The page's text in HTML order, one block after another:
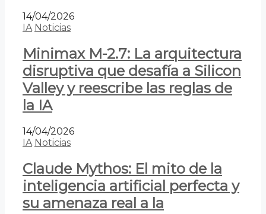
14/04/2026
IA Noticias
Minimax M-2.7: La arquitectura
disruptiva que desafía a Silicon
Valley y reescribe las reglas de
la IA
14/04/2026
IA Noticias
Claude Mythos: El mito de la
inteligencia artificial perfecta y
su amenaza real a la